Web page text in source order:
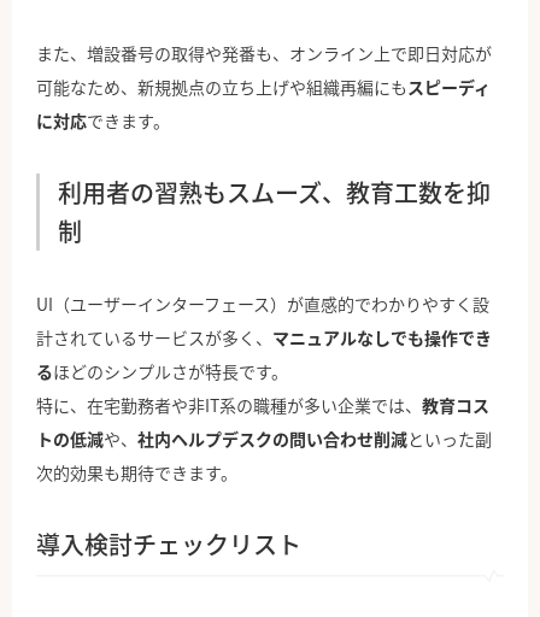
また、増設番号の取得や発番も、オンライン上で即日対応が
可能なため、新規拠点の立ち上げや組織再編にもスピーディ
に対応できます。
利用者の習熟もスムーズ、教育工数を抑
制
UI（ユーザーインターフェース）が直感的でわかりやすく設
計されているサービスが多く、 マニュアルなしでも操作でき
るほどのシンプルさが特長です。
特に、在宅勤務者や非IT系の職種が多い企業では、 教育コス
トの低減や、 社内ヘルプデスクの問い合わせ削減といった副
次的効果も期待できます。
導入検討チェックリスト